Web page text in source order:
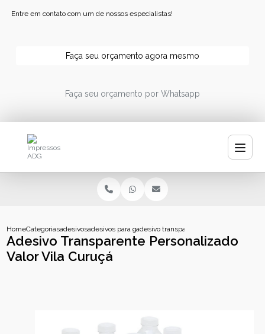
Entre em contato com um de nossos especialistas!
Faça seu orçamento agora mesmo
Faça seu orçamento por Whatsapp
HomeCategoriasadesivosadesivos para garrafa de aguaadesivo transparente personalizado
Adesivo Transparente Personalizado
Valor Vila Curuçá